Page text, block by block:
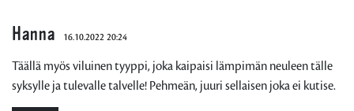
Hanna 16.10.2022 20:24
Täällä myös viluinen tyyppi, joka kaipaisi lämpimän neuleen tälle
syksylle ja tulevalle talvelle! Pehmeän, juuri sellaisen joka ei kutise.